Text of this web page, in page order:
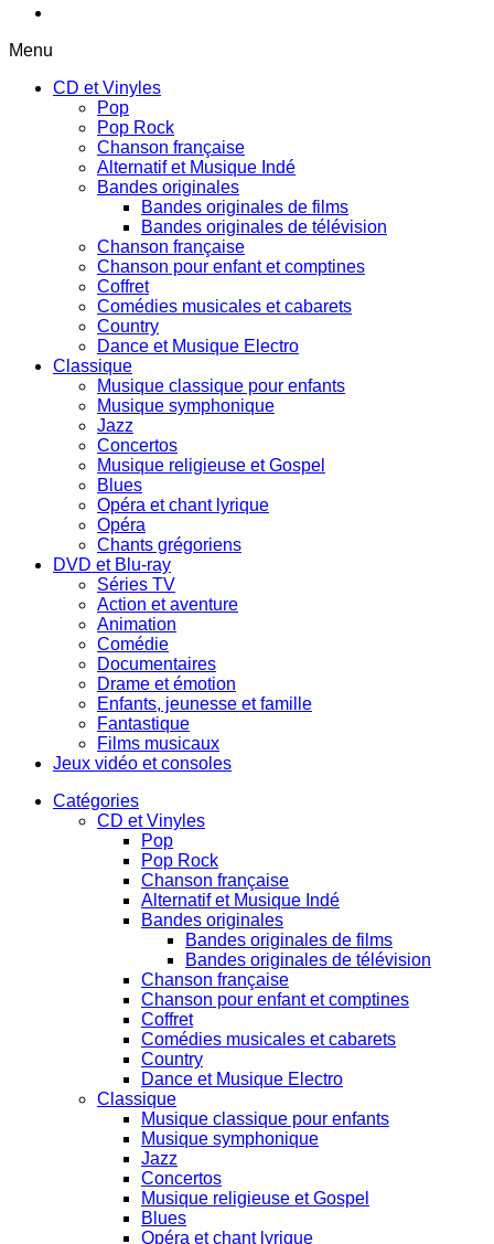
Menu
CD et Vinyles
Pop
Pop Rock
Chanson française
Alternatif et Musique Indé
Bandes originales
Bandes originales de films
Bandes originales de télévision
Chanson française
Chanson pour enfant et comptines
Coffret
Comédies musicales et cabarets
Country
Dance et Musique Electro
Classique
Musique classique pour enfants
Musique symphonique
Jazz
Concertos
Musique religieuse et Gospel
Blues
Opéra et chant lyrique
Opéra
Chants grégoriens
DVD et Blu-ray
Séries TV
Action et aventure
Animation
Comédie
Documentaires
Drame et émotion
Enfants, jeunesse et famille
Fantastique
Films musicaux
Jeux vidéo et consoles
Catégories
CD et Vinyles
Pop
Pop Rock
Chanson française
Alternatif et Musique Indé
Bandes originales
Bandes originales de films
Bandes originales de télévision
Chanson française
Chanson pour enfant et comptines
Coffret
Comédies musicales et cabarets
Country
Dance et Musique Electro
Classique
Musique classique pour enfants
Musique symphonique
Jazz
Concertos
Musique religieuse et Gospel
Blues
Opéra et chant lyrique